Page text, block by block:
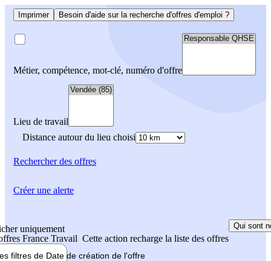
Imprimer Besoin d'aide sur la recherche d'offres d'emploi ?
Métier, compétence, mot-clé, numéro d'offre
Lieu de travail
Distance autour du lieu choisi
Rechercherdes offres
uniquement
France Travail Cette action recharge la liste des offres
Qui sont
filtres de Date de création de l'offre
Créer une alerte